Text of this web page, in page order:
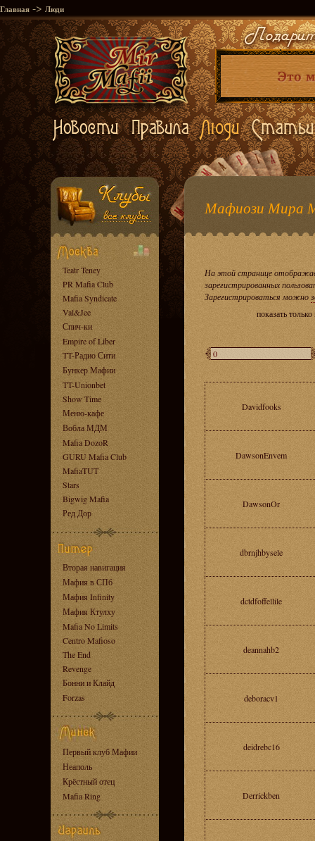
Главная -> Люди
Teatr Teney
PR Mafia Club
Mafia Syndicate
Val&Jee
Спич-ки
Empire of Liber
TT-Радио Сити
Бункер Мафии
TT-Unionbet
Show Time
Меню-кафе
Вобла МДМ
Mafia DozoR
GURU Mafia Club
MafiaTUT
Stars
Bigwig Mafia
Ред Дор
Вторая навигация
Мафия в СПб
Мафия Infinity
Мафия Ктулху
Mafia No Limits
Centro Mafioso
The End
Revenge
Бонни и Клайд
Forzas
Первый клуб Мафии
Неаполь
Крёстный отец
Mafia Ring
Мафиози Мира
На этой странице
зарегистрированных
Зарегистрироваться можно
показать
Davidfooks
DawsonEnvem
DawsonOr
dbrnjhbysele
dctdfoffellile
deannahb2
deboracv1
deidrebc16
Derrickben